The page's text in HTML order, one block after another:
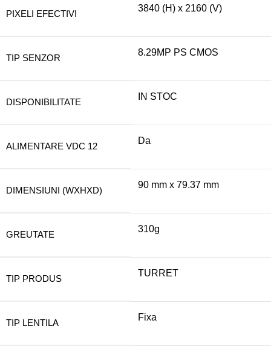
PIXELI EFECTIVI
3840 (H) x 2160 (V)
TIP SENZOR
8.29MP PS CMOS
DISPONIBILITATE
IN STOC
ALIMENTARE VDC 12
Da
DIMENSIUNI (WXHXD)
90 mm x 79.37 mm
GREUTATE
310g
TIP PRODUS
TURRET
TIP LENTILA
Fixa